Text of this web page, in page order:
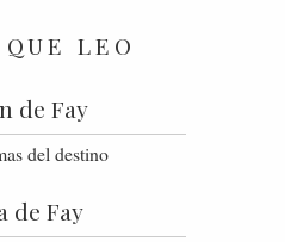
LEO
de Fay
del destino
de Fay